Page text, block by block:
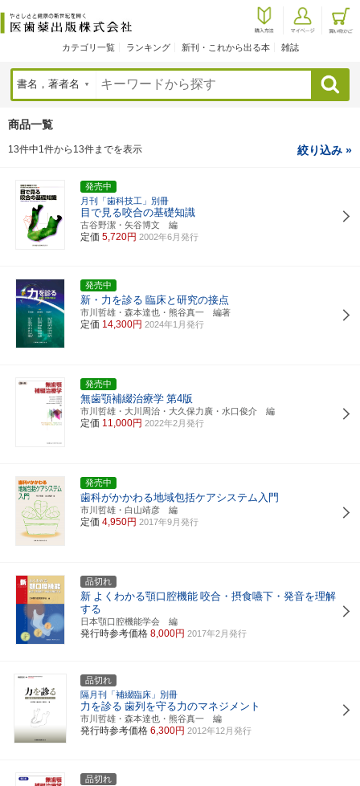
カテゴリ一覧 ランキング 新刊・これから出る本 雑誌
検索
商品一覧
13件中1件から13件までを表示 絞り込み »
発売中
月刊「歯科技工」別冊
目で見る咬合の基礎知識
古谷野潔・矢谷博文 編
定価 5,720円 2002年6月発行
発売中
新・力を診る 臨床と研究の接点
市川哲雄・森本達也・熊谷真一 編著
定価 14,300円 2024年1月発行
発売中
無歯顎補綴治療学 第4版
市川哲雄・大川周治・大久保力廣・水口俊介 編
定価 11,000円 2022年2月発行
発売中
歯科がかかわる地域包括ケアシステム入門
市川哲雄・白山靖彦 編
定価 4,950円 2017年9月発行
品切れ
新 よくわかる顎口腔機能 咬合・摂食嚥下・発音を理解
する
日本顎口腔機能学会 編
発行時参考価格 8,000円 2017年2月発行
品切れ
隔月刊「補綴臨床」別冊
力を診る 歯列を守る力のマネジメント
市川哲雄・森本達也・熊谷真一 編
発行時参考価格 6,300円 2012年12月発行
品切れ